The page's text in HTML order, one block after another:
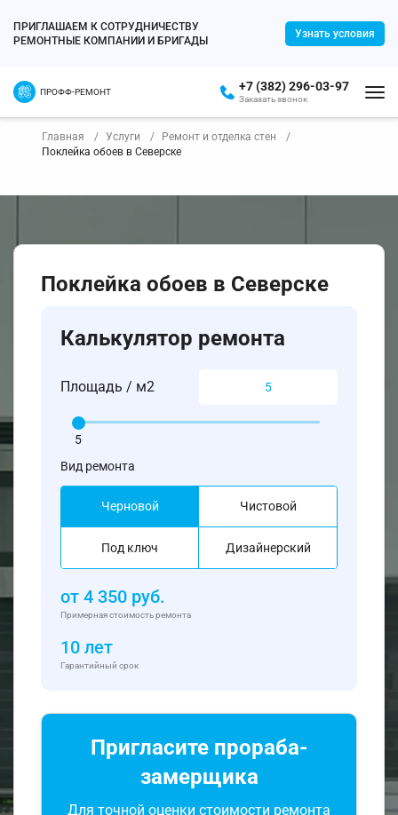
ПРИГЛАШАЕМ К СОТРУДНИЧЕСТВУ
РЕМОНТНЫЕ КОМПАНИИ И БРИГАДЫ
Узнать условия
ПРОФФ-РЕМОНТ +7 (382) 296-03-97
Заказать звонок
Главная Услуги
Ремонт и отделка стен
Поклейка обоев в Северске
Поклейка обоев в Северске
Калькулятор ремонта
Площадь / м2
5
Вид ремонта
Черновой Чистовой
Под ключ Дизайнерский
от 4 350 руб.
Примерная стоимость ремонта
10 лет
Гарантийный срок
Пригласите прораба-
замерщика
Для точной оценки стоимости ремонта